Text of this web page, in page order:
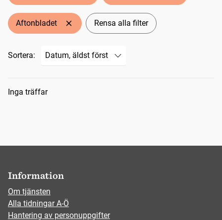
Aftonbladet Rensa alla filter
Sortera:
Sökresultat
Inga träffar
Information
Om tjänsten
Alla tidningar A-Ö
Hantering av personuppgifter